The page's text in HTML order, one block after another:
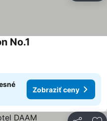
No.1
Zobraziť ceny